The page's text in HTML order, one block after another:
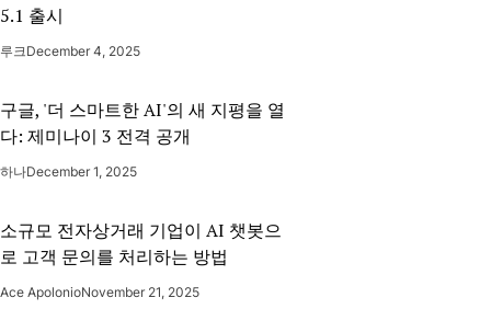
5.1 출시
루크 December 4, 2025
구글, '더 스마트한 AI'의 새 지평을 열
다: 제미나이 3 전격 공개
하나December 1, 2025
소규모 전자상거래 기업이 AI 챗봇으
로 고객 문의를 처리하는 방법
Ace ApolonioNovember 21, 2025